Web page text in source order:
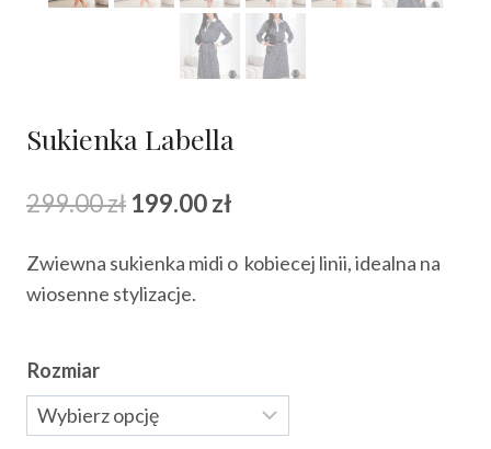
Sukienka Labella
299.00zł Pierwotna
wynosiła:
199.00zł
wynosi:
Zwiewna sukienka midi o kobiecej linii, idealna na
wiosenne stylizacje.
Rozmiar